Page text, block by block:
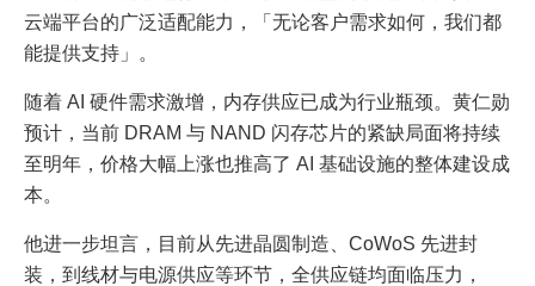
云端平台的广泛适配能力，「无论客户需求如何，我们都
能提供支持」。
随着 AI 硬件需求激增，内存供应已成为行业瓶颈。黄仁勋
预计，当前 DRAM 与 NAND 闪存芯片的紧缺局面将持续
至明年，价格大幅上涨也推高了 AI 基础设施的整体建设成
本。
他进一步坦言，目前从先进晶圆制造、CoWoS 先进封
装，到线材与电源供应等环节，全供应链均面临压力，